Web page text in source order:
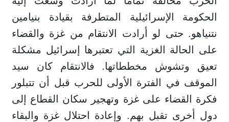
الحكومة الإسرائيلية المتطرفة بقيادة بنيامين
نتنياهو. حتى لو أرادت الانتقام من غزة والقضاء
على الحالة الغزية التي تعتبرها إسرائيل مشكلة
تعيق وتشوش مخططاتها. فالانتقام كان سيد
الموقف في الفترة الأولى للحرب قبل أن تتبلور
فكرة القضاء على غزة وتهجير سكان القطاع إلى
دول أخرى تقبل بهم. وإعادة احتلال غزة والبقاء